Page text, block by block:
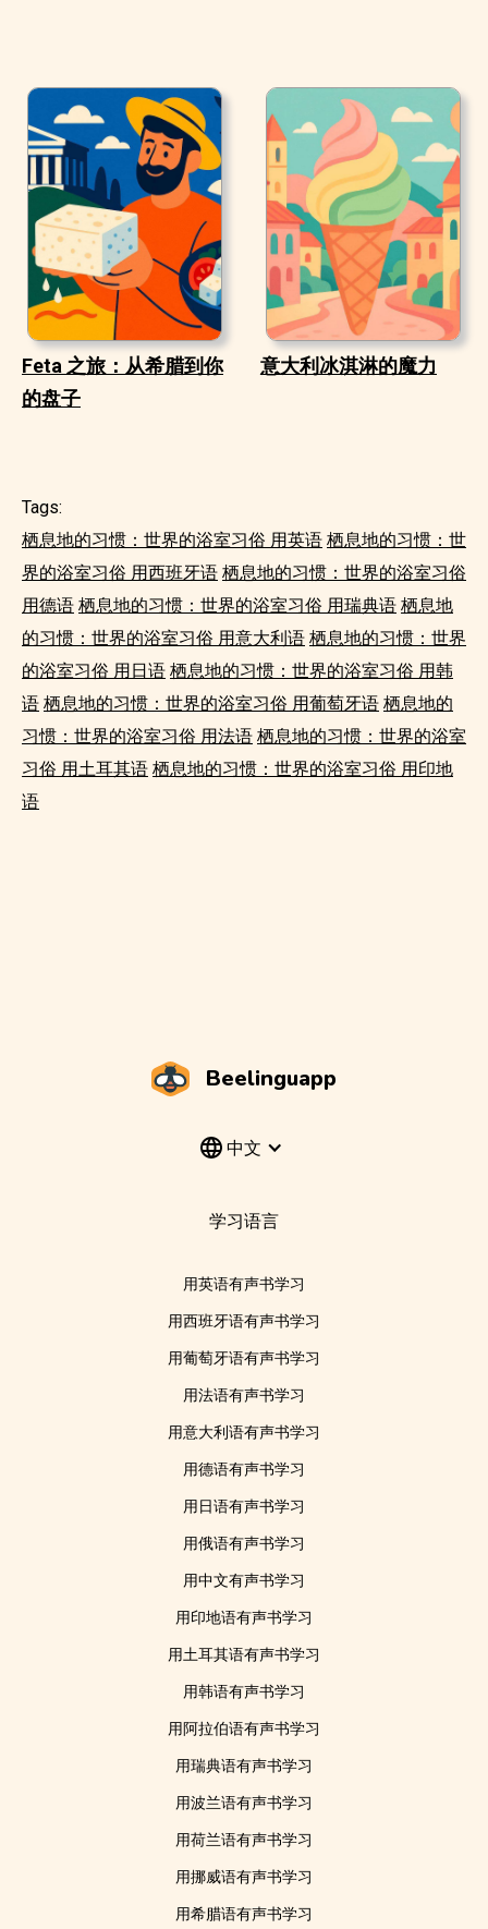
Feta 之旅：从希腊到你
的盘子
意大利冰淇淋的魔力
Tags:
栖息地的习惯：世界的浴室习俗 用英语 栖息地的习惯：世
界的浴室习俗 用西班牙语 栖息地的习惯：世界的浴室习俗
用德语 栖息地的习惯：世界的浴室习俗 用瑞典语 栖息地
的习惯：世界的浴室习俗 用意大利语 栖息地的习惯：世界
的浴室习俗 用日语 栖息地的习惯：世界的浴室习俗 用韩
语 栖息地的习惯：世界的浴室习俗 用葡萄牙语 栖息地的
习惯：世界的浴室习俗 用法语 栖息地的习惯：世界的浴室
习俗 用土耳其语 栖息地的习惯：世界的浴室习俗 用印地
语
Beelinguapp
中文
学习语言
用英语有声书学习
用西班牙语有声书学习
用葡萄牙语有声书学习
用法语有声书学习
用意大利语有声书学习
用德语有声书学习
用日语有声书学习
用俄语有声书学习
用中文有声书学习
用印地语有声书学习
用土耳其语有声书学习
用韩语有声书学习
用阿拉伯语有声书学习
用瑞典语有声书学习
用波兰语有声书学习
用荷兰语有声书学习
用挪威语有声书学习
用希腊语有声书学习